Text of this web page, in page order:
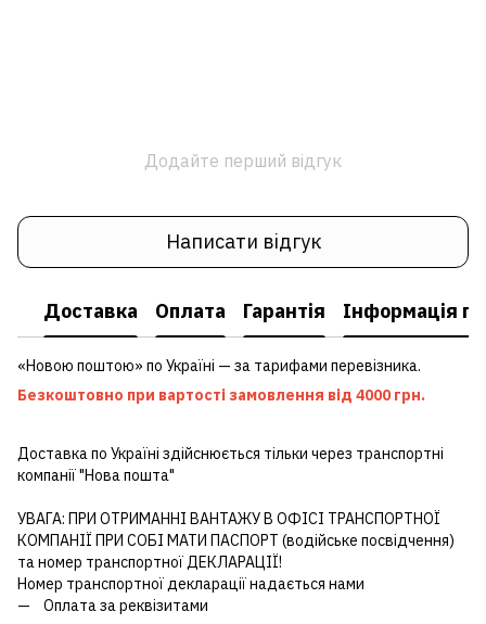
Додайте перший відгук
Написати відгук
Доставка Оплата Гарантія Інформація
«Новою поштою» по Україні — за тарифами перевізника.
Безкоштовно при вартості замовлення від 4000 грн.
Доставка по Україні здійснюється тільки через транспортні
компанії "Нова пошта"
УВАГА: ПРИ ОТРИМАННІ ВАНТАЖУ В ОФІСІ ТРАНСПОРТНОЇ
КОМПАНІЇ ПРИ СОБІ МАТИ ПАСПОРТ (водійське посвідчення)
та номер транспортної ДЕКЛАРАЦІЇ!
Номер транспортної декларації надається нами
Оплата за реквізитами